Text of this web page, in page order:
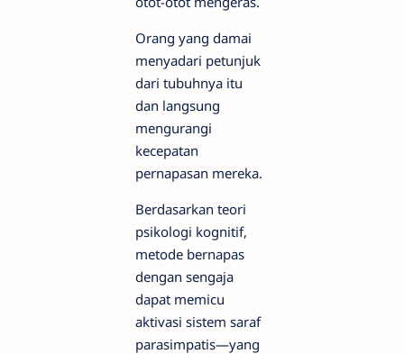
Orang yang damai
menyadari petunjuk
dari tubuhnya itu
dan langsung
mengurangi
kecepatan
pernapasan mereka.
Berdasarkan teori
psikologi kognitif,
metode bernapas
dengan sengaja
dapat memicu
aktivasi sistem saraf
parasimpatis—yang